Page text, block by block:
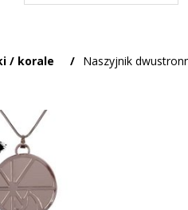
/ korale / Naszyjnik